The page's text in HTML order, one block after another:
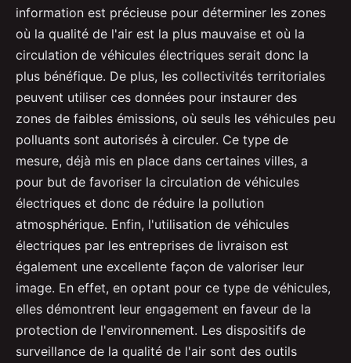
information est précieuse pour déterminer les zones
où la qualité de l'air est la plus mauvaise et où la
circulation de véhicules électriques serait donc la
plus bénéfique. De plus, les collectivités territoriales
peuvent utiliser ces données pour instaurer des
zones de faibles émissions, où seuls les véhicules peu
polluants sont autorisés à circuler. Ce type de
mesure, déjà mis en place dans certaines villes, a
pour but de favoriser la circulation de véhicules
électriques et donc de réduire la pollution
atmosphérique. Enfin, l'utilisation de véhicules
électriques par les entreprises de livraison est
également une excellente façon de valoriser leur
image. En effet, en optant pour ce type de véhicules,
elles démontrent leur engagement en faveur de la
protection de l'environnement. Les dispositifs de
surveillance de la qualité de l'air sont des outils